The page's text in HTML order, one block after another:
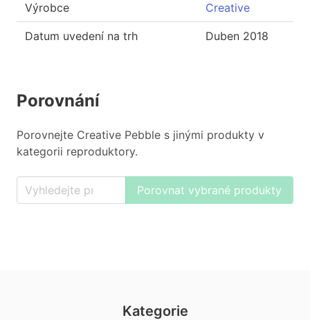
Výrobce Creative
Datum uvedení na trh Duben 2018
Porovnání
Porovnejte Creative Pebble s jinými produkty v
kategorii reproduktory.
Porovnat vybrané produkty
Kategorie